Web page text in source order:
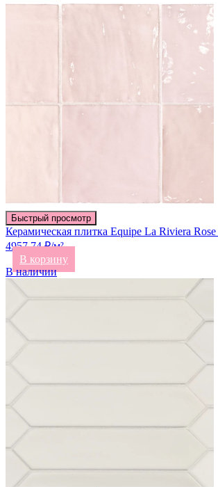
Быстрый просмотр
Керамическая плитка Equipe La Riviera
4957.74 ₽/м²
В корзину
В наличии